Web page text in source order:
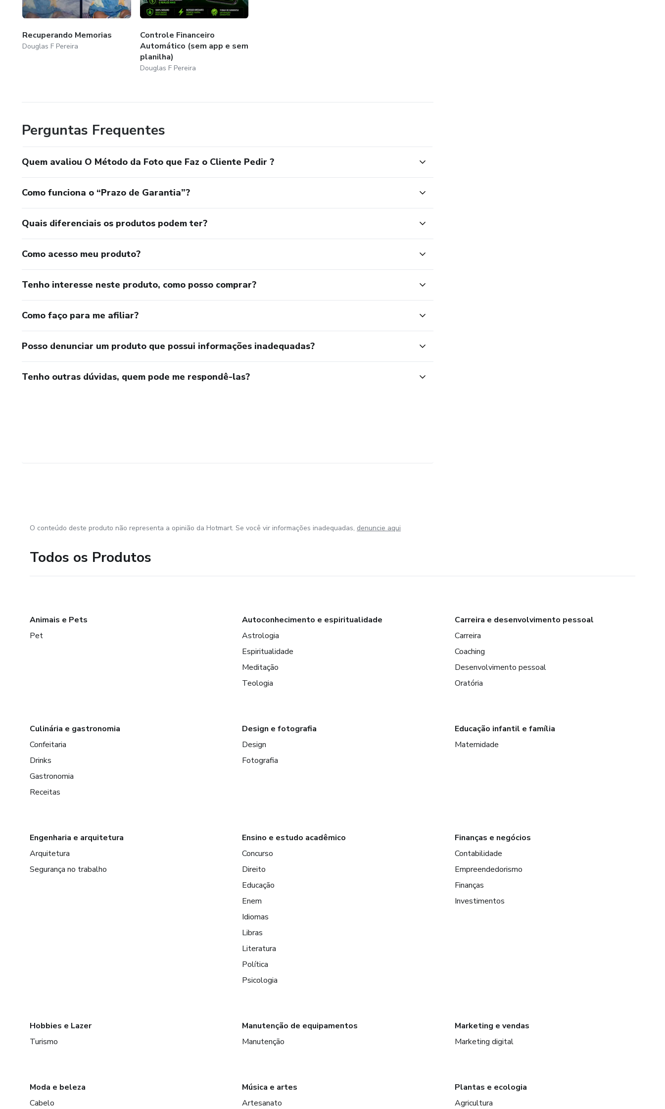
Recuperando Memorias
Douglas F Pereira
Controle Financeiro
Automático (sem app e sem
planilha)
Douglas F Pereira
Perguntas Frequentes
Quem avaliou O Método da Foto que Faz o Cliente Pedir ?
Como funciona o “Prazo de Garantia”?
Quais diferenciais os produtos podem ter?
Como acesso meu produto?
Tenho interesse neste produto, como posso comprar?
Como faço para me afiliar?
Posso denunciar um produto que possui informações inadequadas?
Tenho outras dúvidas, quem pode me respondê-las?
O conteúdo deste produto não representa a opinião da Hotmart. Se você vir informações inadequadas, denuncie aqui
Todos os Produtos
Animais e Pets
Pet
Autoconhecimento e espiritualidade
Astrologia
Espiritualidade
Meditação
Teologia
Carreira e desenvolvimento pessoal
Carreira
Coaching
Desenvolvimento pessoal
Oratória
Culinária e gastronomia
Confeitaria
Drinks
Gastronomia
Receitas
Design e fotografia
Design
Fotografia
Educação infantil e família
Maternidade
Engenharia e arquitetura
Arquitetura
Segurança no trabalho
Ensino e estudo acadêmico
Concurso
Direito
Educação
Enem
Idiomas
Libras
Literatura
Política
Psicologia
Finanças e negócios
Contabilidade
Empreendedorismo
Finanças
Investimentos
Hobbies e Lazer
Turismo
Manutenção de equipamentos
Manutenção
Marketing e vendas
Marketing digital
Moda e beleza
Cabelo
Música e artes
Artesanato
Plantas e ecologia
Agricultura